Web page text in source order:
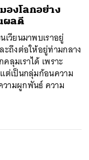
องโลกอย่าง
ผลดี
เวียนมาพบเราอยู่
ะถึงต่อให้อยู่ท่ามกลาง
ลุมเราได้ เพราะ
ต่เป็นกลุ่มก้อนความ
ามผูกพันธ์ ความ